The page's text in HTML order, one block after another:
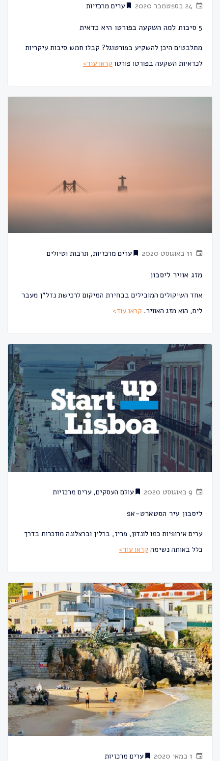
ערים מרכזיות
5 סיבות למה השקעה בפורטו היא כדאית
מתלבטים היכן להשקיע בפורטוגל? קבלו חמש סיבות עיקריות
לכדאיות השקעה בפורטו פורטו קראו עוד>
ערים מרכזיות, תרבות וטיולים
מזג אוויר ליסבון
אחד השיקולים המובילים בבחירת המיקום לרכישת נדל״ן מעבר
לים, הוא מזג האוויר. קראו עוד>
עולם העסקים, ערים מרכזיות
ליסבון עיר הסטארט-אפ
ערים אירופיות כמו לונדון, פריז, ברלין וברצלונה מוזכרות בדרך
כלל באותה נשימה קראו עוד>
ערים מרכזיות